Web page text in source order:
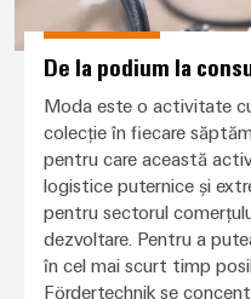
De la podium la
Moda este o activitate
colecție în fiecare
pentru care această
logistice puternice și
pentru sectorul
dezvoltare. Pentru a
în cel mai scurt timp
Fördertechnik se